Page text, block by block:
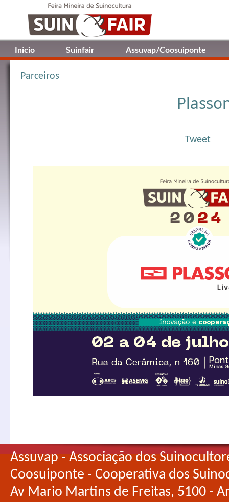
Início Suinfair Assuvap/Coosuiponte
Parceiros
Tweet
Assuvap - Associação dos
Coosuiponte - Cooperativa dos
Av Mario Martins de Freitas, 5100 -